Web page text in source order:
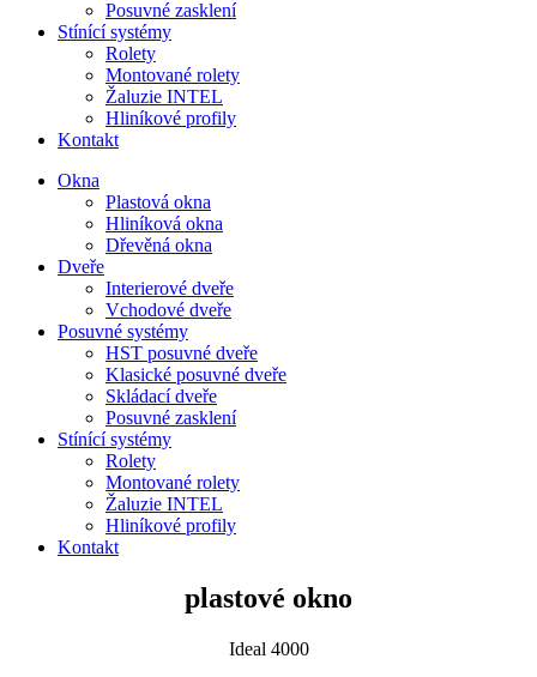
Posuvné zasklení
Stínící systémy
Rolety
Montované rolety
Žaluzie INTEL
Hliníkové profily
Kontakt
Okna
Plastová okna
Hliníková okna
Dřevěná okna
Dveře
Interierové dveře
Vchodové dveře
Posuvné systémy
HST posuvné dveře
Klasické posuvné dveře
Skládací dveře
Posuvné zasklení
Stínící systémy
Rolety
Montované rolety
Žaluzie INTEL
Hliníkové profily
Kontakt
plastové okno
Ideal 4000